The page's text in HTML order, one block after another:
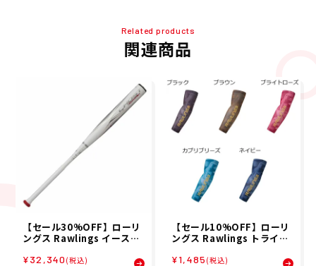
Related products
関連商品
【セール30%OFF】ローリ
ングス Rawlings イースト
ASTON GHOST ADVANCE
¥32,340 (税込)
【セール10%OFF】ローリ
ングス Rawlings トライア
腕用 野球 ソフトボール アー
¥1,485 (税込)